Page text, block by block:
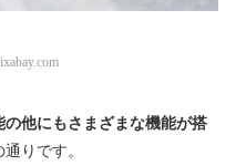
の他にもさまざまな機能が搭
りです。